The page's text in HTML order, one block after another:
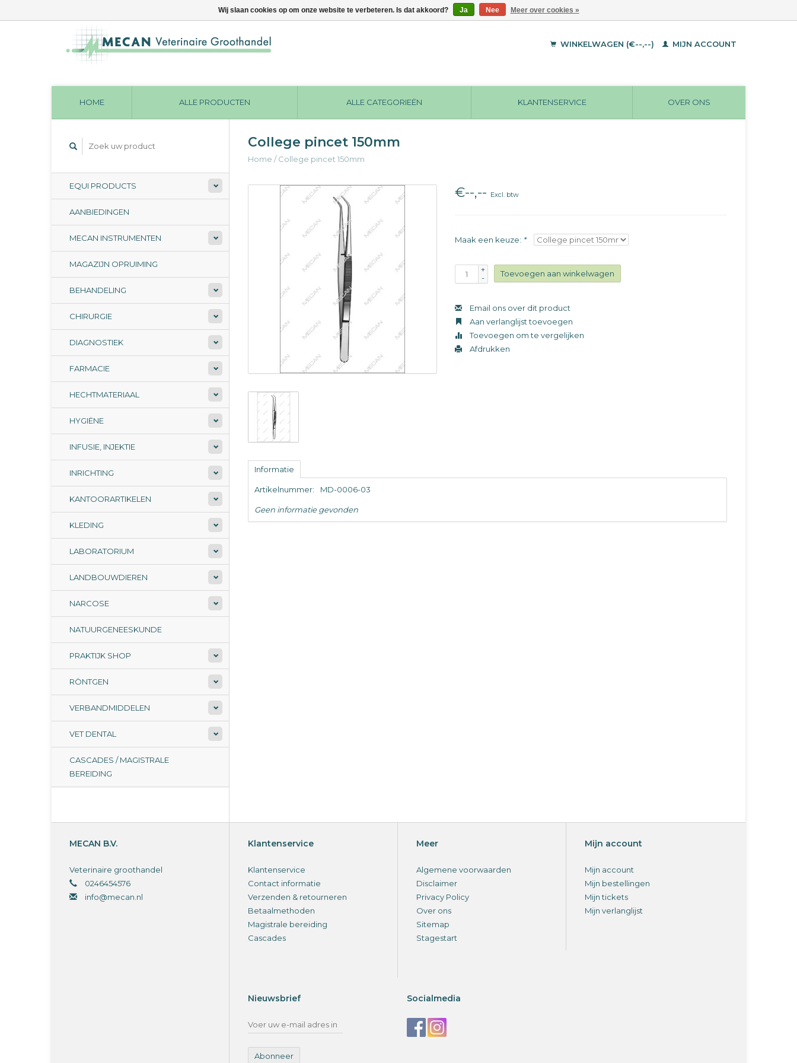
WINKELWAGEN (€--,--) MIJN ACCOUNT
HOME ALLE PRODUCTEN ALLE CATEGORIEËN KLANTENSERVICE OVER ONS
EQUI PRODUCTS
AANBIEDINGEN
MECAN INSTRUMENTEN
MAGAZIJN OPRUIMING
BEHANDELING
CHIRURGIE
DIAGNOSTIEK
FARMACIE
HECHTMATERIAAL
HYGIËNE
INFUSIE, INJEKTIE
INRICHTING
KANTOORARTIKELEN
KLEDING
LABORATORIUM
LANDBOUWDIEREN
NARCOSE
NATUURGENEESKUNDE
PRAKTIJK SHOP
RÖNTGEN
VERBANDMIDDELEN
VET DENTAL
CASCADES / MAGISTRALE
BEREIDING
College pincet 150mm
Home /College pincet 150mm
€--,-- Excl. btw
Maak een keuze: *
+
-
Toevoegen aan winkelwagen
Email ons over dit product
Aan verlanglijst toevoegen
Toevoegen om te vergelijken
Afdrukken
Informatie
Artikelnummer: MD-0006-03
Geen informatie gevonden
MECAN B.V.
Veterinaire groothandel
0246454576
info@mecan.nl
Klantenservice
Klantenservice
Contact informatie
Verzenden & retourneren
Betaalmethoden
Magistrale bereiding
Cascades
Meer
Algemene voorwaarden
Disclaimer
Privacy Policy
Over ons
Sitemap
Stagestart
Mijn account
Mijn account
Mijn bestellingen
Mijn tickets
Mijn verlanglijst
Nieuwsbrief
Abonneer
Socialmedia
Wij slaan cookies op om onze website te verbeteren. Is dat akkoord? Ja Nee Meer over cookies »